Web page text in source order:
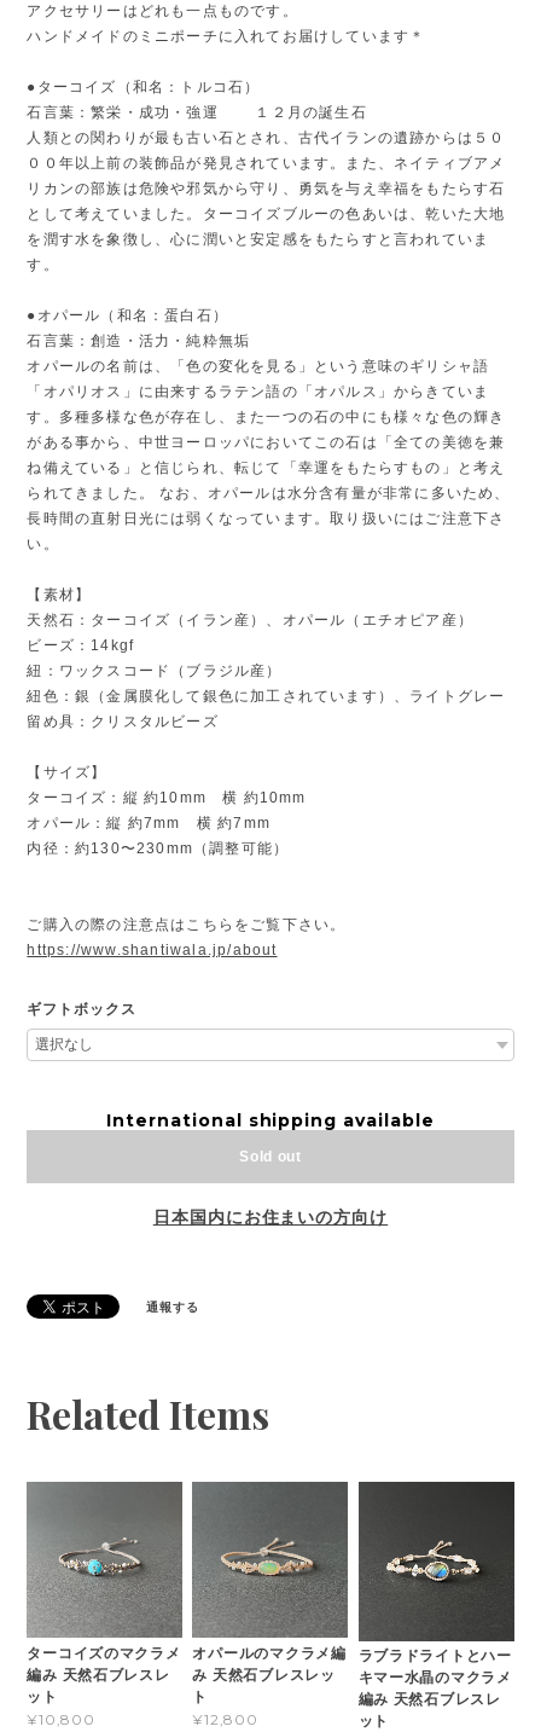
アクセサリーはどれも一点ものです。
ハンドメイドのミニポーチに入れてお届けしています＊
●ターコイズ（和名：トルコ石）
石言葉：繁栄・成功・強運 １２月の誕生石
人類との関わりが最も古い石とされ、古代イランの遺跡からは５０
００年以上前の装飾品が発見されています。また、ネイティブアメ
リカンの部族は危険や邪気から守り、勇気を与え幸福をもたらす石
として考えていました。ターコイズブルーの色あいは、乾いた大地
を潤す水を象徴し、心に潤いと安定感をもたらすと言われていま
す。
●オパール（和名：蛋白石）
石言葉：創造・活力・純粋無垢
オパールの名前は、「色の変化を見る」という意味のギリシャ語
「オパリオス」に由来するラテン語の「オパルス」からきていま
す。多種多様な色が存在し、また一つの石の中にも様々な色の輝き
がある事から、中世ヨーロッパにおいてこの石は「全ての美徳を兼
ね備えている」と信じられ、転じて「幸運をもたらすもの」と考え
られてきました。 なお、オパールは水分含有量が非常に多いため、
長時間の直射日光には弱くなっています。取り扱いにはご注意下さ
い。
【素材】
天然石：ターコイズ（イラン産）、オパール（エチオピア産）
ビーズ：14kgf
紐：ワックスコード（ブラジル産）
紐色：銀（金属膜化して銀色に加工されています）、ライトグレー
留め具：クリスタルビーズ
【サイズ】
ターコイズ：縦 約10mm 横 約10mm
オパール：縦 約7mm 横 約7mm
内径：約130〜230mm（調整可能）
ご購入の際の注意点はこちらをご覧下さい。
https://www.shantiwala.jp/about
ギフトボックス
International shipping available
Sold out
日本国内にお住まいの方向け
通報する
Related Items
ターコイズのマクラメ
編み 天然石ブレスレ
ット
¥10,800
オパールのマクラメ編
み 天然石ブレスレッ
ト
¥12,800
ラブラドライトとハー
キマー水晶のマクラメ
編み 天然石ブレスレ
ット